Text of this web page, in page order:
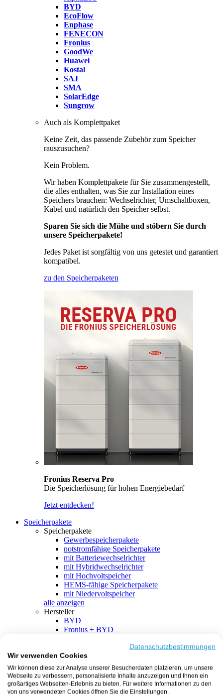
BYD
EcoFlow
Enphase
FENECON
Fronius
GoodWe
Huawei
Kostal
SAJ
SMA
SolarEdge
Sungrow
Auch als Komplettpaket
Keine Zeit, das passende Zubehör zum Speicher
rauszusuchen?
Kein Problem.
Wir haben Komplettpakete für Sie zusammengestellt,
die alles enthalten, was Sie zur Installation eines
Speichers brauchen: Wechselrichter, Umschaltboxen,
Kabel und natürlich den Speicher selbst.
Sparen Sie sich die Mühe und stöbern Sie durch
unsere Speicherpakete!
Jedes Paket ist sorgfältig von uns getestet und garantiert
kompatibel.
zu den Speicherpaketen
Fronius Reserva Pro
Die Speicherlösung für hohen Energiebedarf
Jetzt entdecken!
Speicherpakete
Speicherpakete
Gewerbespeicherpakete
notstromfähige Speicherpakete
mit Batteriewechselrichter
mit Hybridwechselrichter
mit Hochvoltspeicher
HEMS-fähige Speicherpakete
mit Niedervoltspeicher
alle anzeigen
Hersteller
BYD
Fronius + BYD
SMA + BYD
EcoFlow
EcoFlow + EcoFlow
FENECON
FENECON + FENECON
Datenschutzbestimmungen
Wir verwenden Cookies
Wir können diese zur Analyse unserer Besucherdaten platzieren, um unsere
Webseite zu verbessern, personalisierte Inhalte anzuzeigen und Ihnen ein
großartiges Webseiten-Erlebnis zu bieten. Für weitere Informationen zu den
von uns verwendeten Cookies öffnen Sie die Einstellungen.